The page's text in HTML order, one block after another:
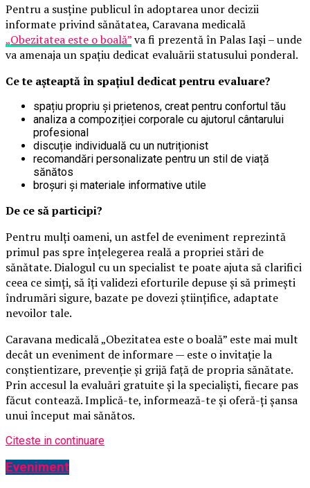
Pentru a susține publicul în adoptarea unor decizii
informate privind sănătatea, Caravana medicală
„Obezitatea este o boală”va fi prezentă în Palas Iași – unde
va amenaja un spațiu dedicat evaluării statusului ponderal.
Ce te așteaptă în spațiul dedicat pentru evaluare?
spațiu propriu și prietenos, creat pentru confortul tău
analiza a compoziției corporale cu ajutorul cântarului
profesional
discuție individuală cu un nutriționist
recomandări personalizate pentru un stil de viață
sănătos
broșuri și materiale informative utile
De ce să participi?
Pentru mulți oameni, un astfel de eveniment reprezintă
primul pas spre înțelegerea reală a propriei stări de
sănătate. Dialogul cu un specialist te poate ajuta să clarifici
ceea ce simți, să îți validezi eforturile depuse și să primești
îndrumări sigure, bazate pe dovezi științifice, adaptate
nevoilor tale.
Caravana medicală „Obezitatea este o boală” este mai mult
decât un eveniment de informare — este o invitație la
conștientizare, prevenție și grijă față de propria sănătate.
Prin accesul la evaluări gratuite și la specialiști, fiecare pas
făcut contează. Implică-te, informează-te și oferă-ți șansa
unui început mai sănătos.
Citeste in continuare
Eveniment